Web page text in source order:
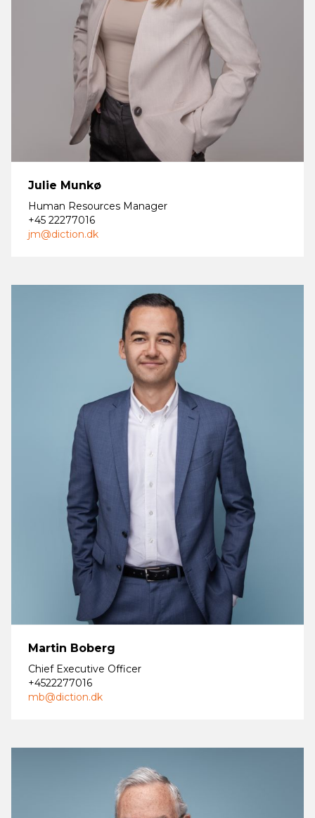
Julie Munkø
Human Resources Manager
+45 22277016
jm@diction.dk
Martin Boberg
Chief Executive Officer
+4522277016
mb@diction.dk